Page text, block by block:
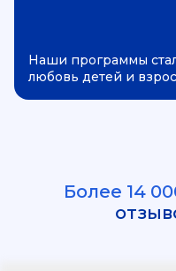
Наши программы
любовь детей и
Более 14